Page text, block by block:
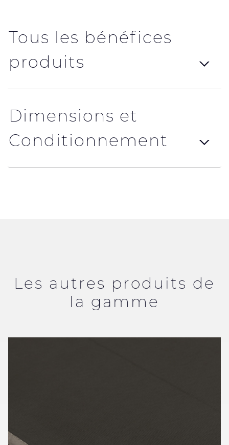
Tous les bénéfices
produits
Dimensions et
Conditionnement
Les autres produits de
la gamme